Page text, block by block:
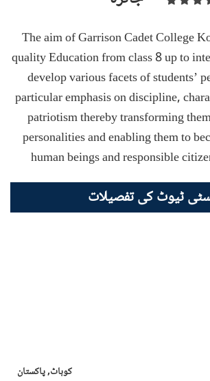
The aim of Garrison Cadet College
quality Education from class 8 up to
develop various facets of students’
particular emphasis on discipline,
patriotism thereby transforming
personalities and enabling them to
human beings and responsible
ٹیوٹ کی تفصیلات
کوہاٹ,پاکستان